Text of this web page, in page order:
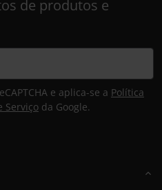
de produtos e
e aplica-se a Política
Serviço da Google.